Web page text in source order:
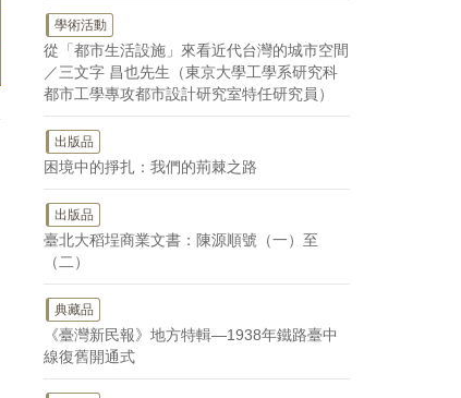
學術活動
從「都市生活設施」來看近代台灣的城市空間
／三文字 昌也先生（東京大學工學系研究科
都市工學專攻都市設計研究室特任研究員）
出版品
困境中的掙扎：我們的荊棘之路
出版品
臺北大稻埕商業文書：陳源順號（一）至
（二）
典藏品
《臺灣新民報》地方特輯—1938年鐵路臺中
線復舊開通式